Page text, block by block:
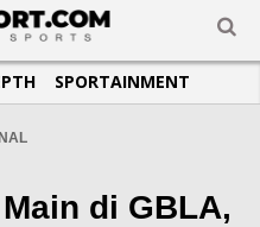
SPORTAINMENT
di GBLA,